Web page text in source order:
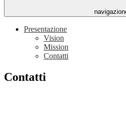
Presentazione
Vision
Mission
Contatti
Contatti